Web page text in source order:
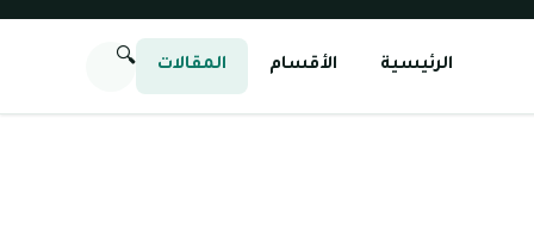
الرئيسية الأقسام المقالات 🔍